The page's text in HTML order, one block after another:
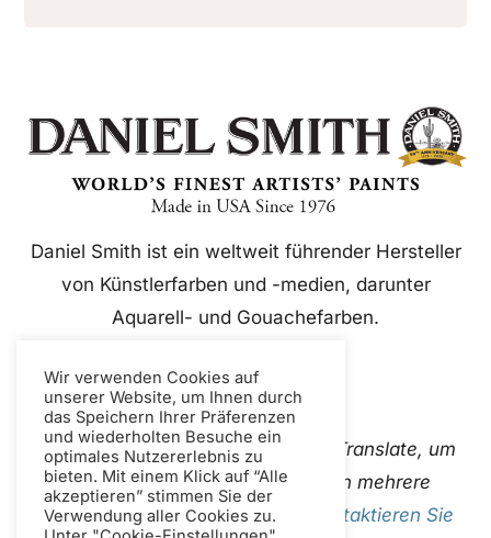
Daniel Smith ist ein weltweit führender Hersteller
von Künstlerfarben und -medien, darunter
Aquarell- und Gouachefarben.
Diese Website verwendet Google Translate, um
Inhalte sofort und automatisch in mehrere
Sprachen zu übersetzen. Bitte
Kontaktieren Sie
Wir verwenden Cookies auf
unserer Website, um Ihnen durch
das Speichern Ihrer Präferenzen
und wiederholten Besuche ein
optimales Nutzererlebnis zu
bieten. Mit einem Klick auf “Alle
akzeptieren” stimmen Sie der
Verwendung aller Cookies zu.